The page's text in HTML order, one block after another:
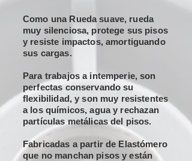
Como una Rueda suave, rueda
muy silenciosa, protege sus pisos
y resiste impactos, amortiguando
sus cargas.
Para trabajos a intemperie, son
perfectas conservando su
flexibilidad, y son muy resistentes
a los químicos, agua y rechazan
partículas metálicas del pisos.
Fabricadas a partir de Elastómero
que no manchan pisos y están